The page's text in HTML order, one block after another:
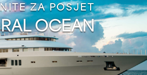
KARIJERA